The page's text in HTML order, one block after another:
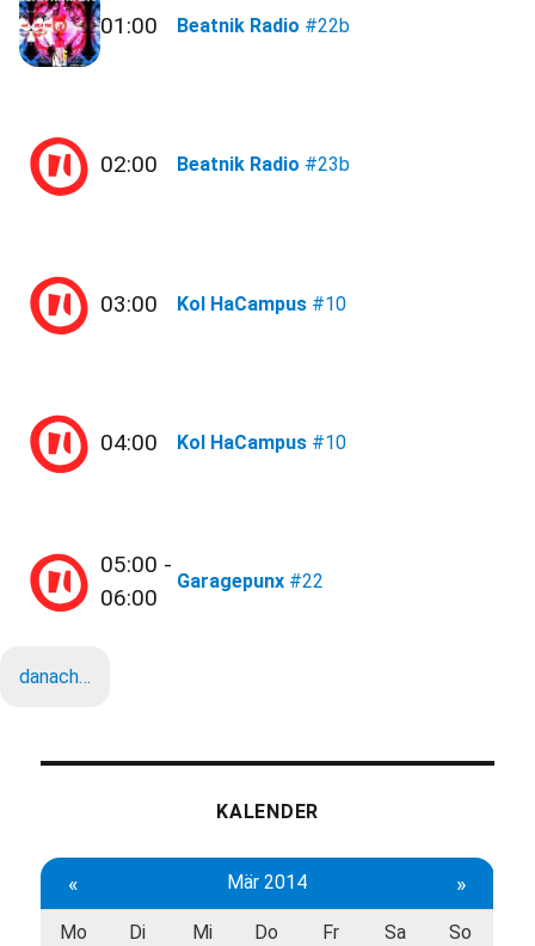
01:00 Beatnik Radio #22b
02:00 Beatnik Radio #23b
03:00 Kol HaCampus #10
04:00 Kol HaCampus #10
05:00 -
06:00
Garagepunx #22
danach…
KALENDER
« Mär 2014 »
Mo Di Mi Do Fr Sa So